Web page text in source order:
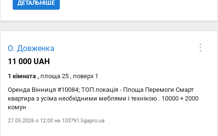
ДЕТАЛЬНІШЕ
О. Довженка
11 000 UAH
1 кімната , площа 25 , поверх 1
Оренда Вінниця #10084; ТОП локація - Площа Перемоги Смарт
квартира з усіма необхідними меблями і технікою . 10000 + 2000
комун
27.05.2026 о 12:00 на 103791.ligapro.ua